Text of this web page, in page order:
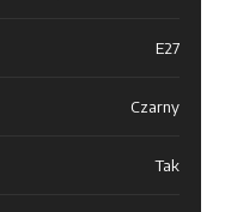
E27
Czarny
Tak